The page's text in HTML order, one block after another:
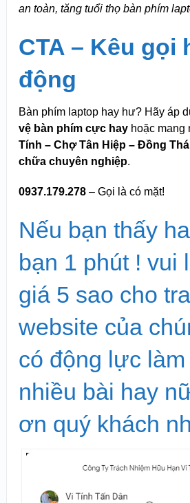
an toàn, tăng tuổi thọ bàn phím
CTA – Kêu gọi
động
Bàn phím laptop hay hư? Hãy áp
vệ bàn phím cực hayhoặc mang
Tính – Chợ Tân Hiệp – Đồng
chữa chuyên nghiệp.
0937.179.278– Gọi là có mặt!
Nếu bạn thấy
bạn 1 phút ! vui
giá 5 sao cho
website của
có động lực làm
nhiều bài hay
ơn quý khách